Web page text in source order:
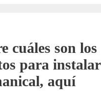
cuáles son los
para instalar
aquí